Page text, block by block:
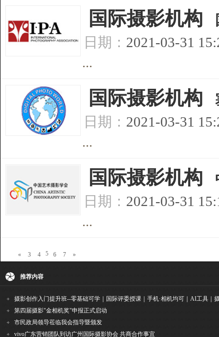
国际摄影机构
日期： 2021-03-31
...
国际摄影机构
日期： 2021-03-31
...
国际摄影机构
日期： 2021-03-31
...
« 3 4 5 6 7 »
推荐内容
第四届摄影"金相机奖"申报正式启动
市民政局领导莅临我会指导暨颁发
vivo广东营销团队到访广州国际摄影协会 共商合作事宜